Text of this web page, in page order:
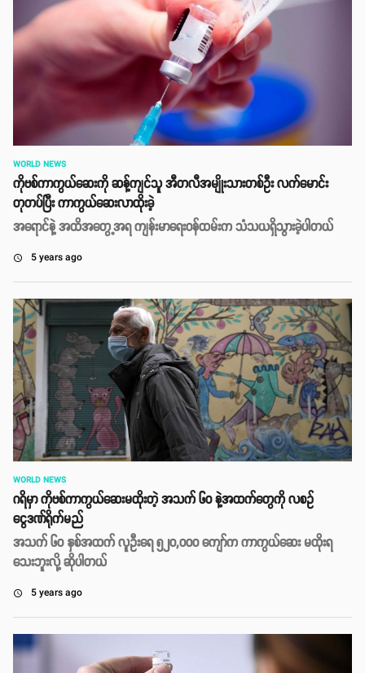
WORLD NEWS
ကိုဗစ်ကာကွယ်ဆေးကို ဆန့်ကျင်သူ အီတလီအမျိုးသားတစ်ဦး လက်မောင်း
တုတပ်ပြီး ကာကွယ်ဆေးလာထိုးခဲ့
အရောင်နဲ့ အထိအတွေ့အရ ကျန်းမာရေးဝန်ထမ်းက သံသယရှိသွားခဲ့ပါတယ်
access_time 5 years ago
WORLD NEWS
ဂရိမှာ ကိုဗစ်ကာကွယ်ဆေးမထိုးတဲ့ အသက် ၆၀ နဲ့အထက်တွေကို လစဥ်
ငွေဒဏ်ရိုက်မည်
အသက် ၆၀ နှစ်အထက် လူဦးရေ ၅၂၀,၀၀၀ ကျော်က ကာကွယ်ဆေး မထိုးရ
သေးဘူးလို့ ဆိုပါတယ်
access_time 5 years ago